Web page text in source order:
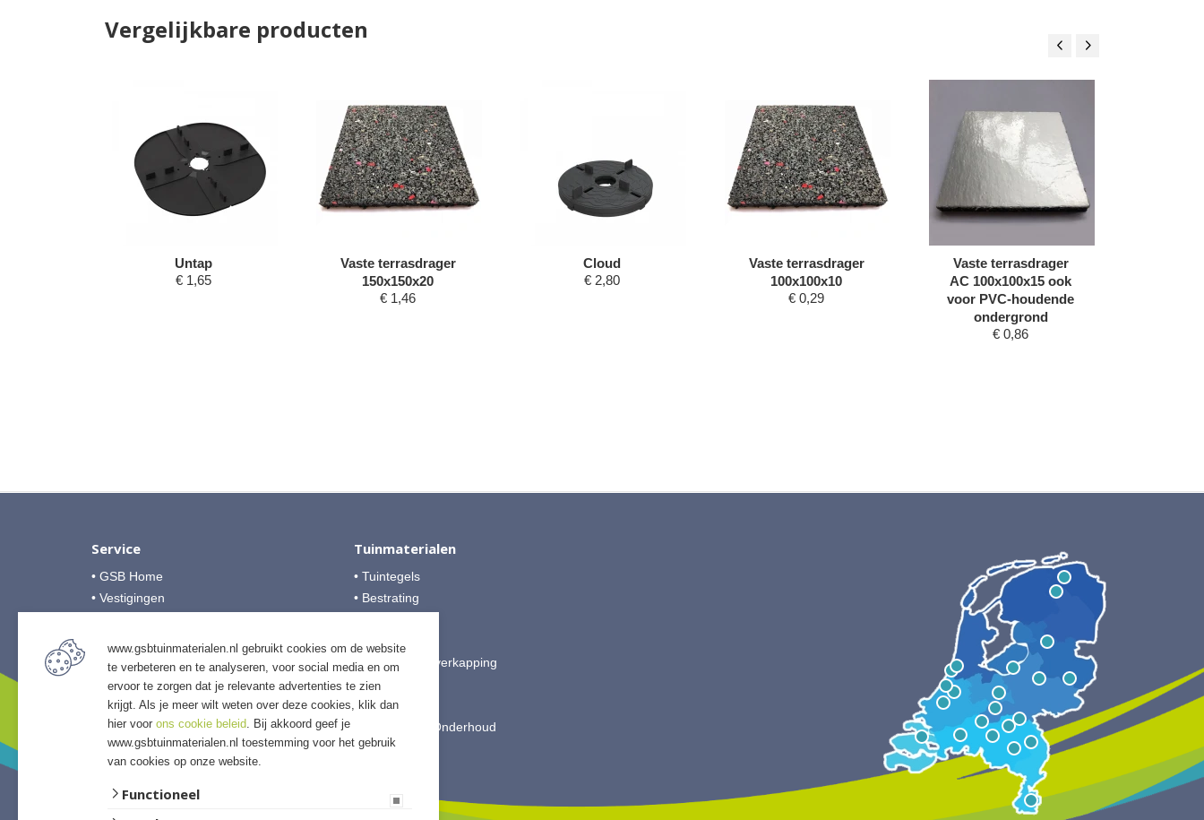
Vergelijkbare producten
Untap
€ 1,65
Vaste terrasdrager
150x150x20
€ 1,46
Cloud
€ 2,80
Vaste terrasdrager
100x100x10
€ 0,29
Vaste terrasdrager
AC 100x100x15 ook
voor PVC-houdende
ondergrond
€ 0,86
Service
• GSB Home
• Vestigingen
• Veelgestelde vragen
• Algemene voorwaarden
• Betalingsmogelijkheden
• Privacyverklaring
Tuinmaterialen
• Tuintegels
• Bestrating
• Tuinhout
• Tuinhuis & Overkapping
• Verlichting
• Accessoires
• Afwerking & Onderhoud
www.gsbtuinmaterialen.nl gebruikt cookies om de website
te verbeteren en te analyseren, voor social media en om
ervoor te zorgen dat je relevante advertenties te zien
krijgt. Als je meer wilt weten over deze cookies, klik dan
hier voor ons cookie beleid. Bij akkoord geef je
www.gsbtuinmaterialen.nl toestemming voor het gebruik
van cookies op onze website.
Functioneel